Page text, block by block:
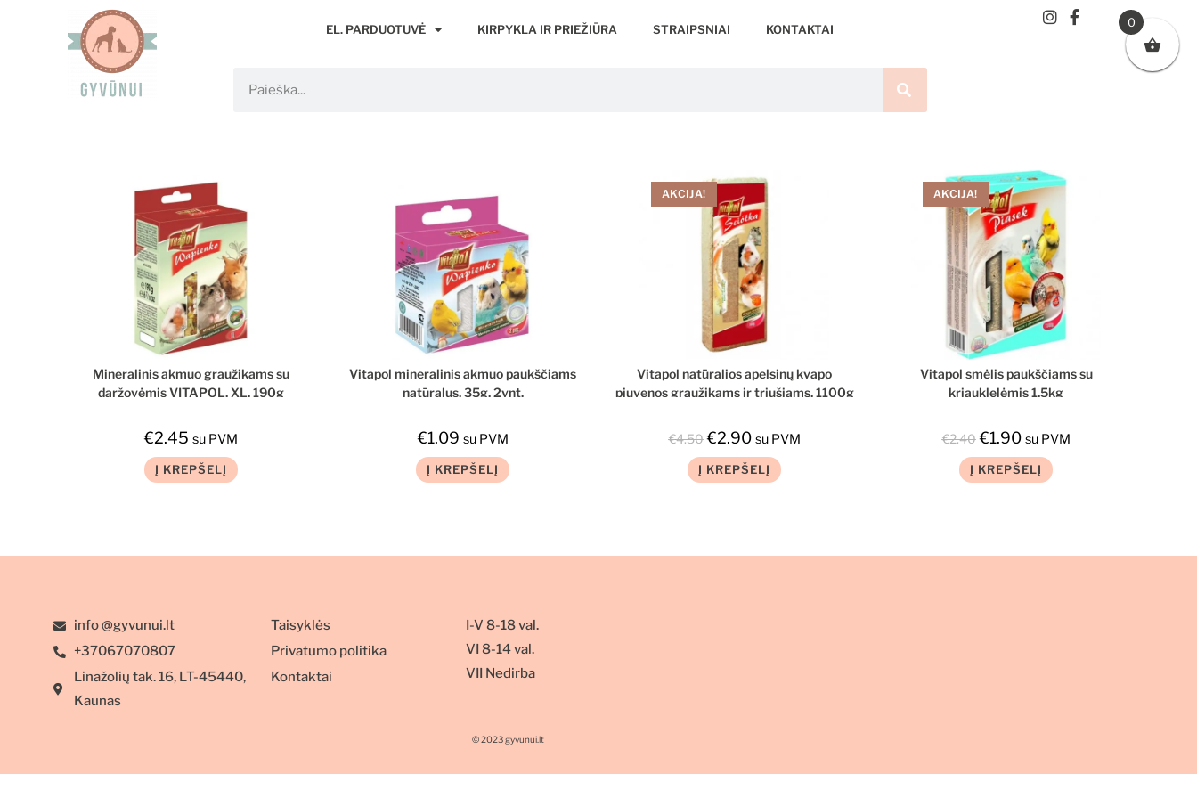
EL. PARDUOTUVĖ KIRPYKLA IR PRIEŽIŪRA STRAIPSNIAI KONTAKTAI
Mineralinis akmuo graužikams su
daržovėmis VITAPOL, XL, 190g
€2.45 su PVM
Į KREPŠELĮ
Vitapol mineralinis akmuo paukščiams
natūralus, 35g, 2vnt.
€1.09 su PVM
Į KREPŠELĮ
AKCIJA!
Vitapol natūralios apelsinų kvapo
pjuvenos graužikams ir triušiams, 1100g
€4.50 €2.90 su PVM
Į KREPŠELĮ
AKCIJA!
Vitapol smėlis paukščiams su
kriauklelėmis 1,5kg
€2.40 €1.90 su PVM
Į KREPŠELĮ
info @gyvunui.lt
+37067070807
Linažolių tak. 16, LT-45440,
Kaunas
Taisyklės
Privatumo politika
Kontaktai
I-V 8-18 val.
VI 8-14 val.
VII Nedirba
© 2023 gyvunui.lt
0